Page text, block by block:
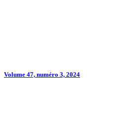
Volume 47, numéro 3, 2024